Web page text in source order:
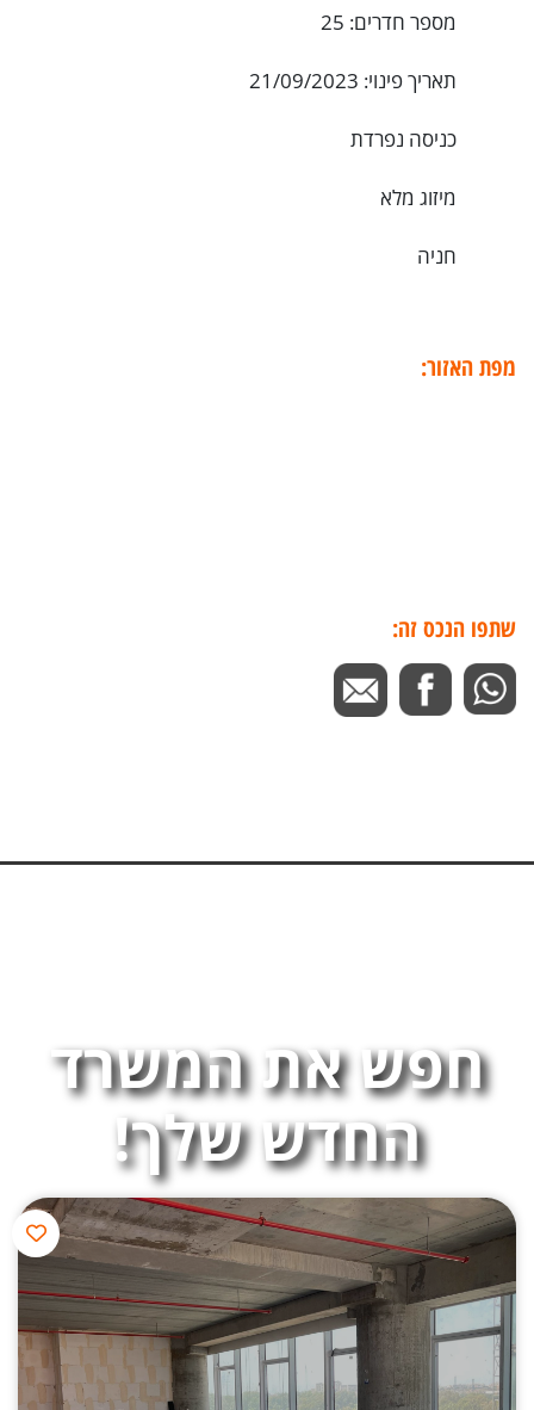
מספר חדרים: 25
תאריך פינוי: 21/09/2023
כניסה נפרדת
מיזוג מלא
חניה
מפת האזור:
שתפו הנכס זה:
חפש את המשרד
החדש שלך!